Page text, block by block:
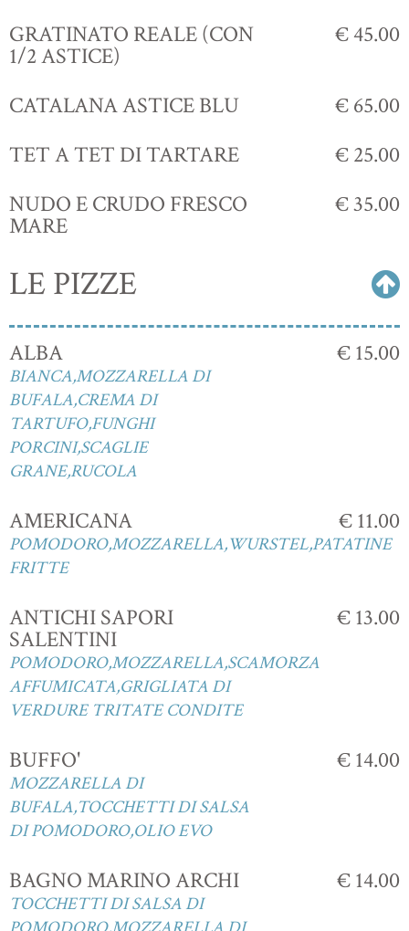
GRATINATO REALE (CON
1/2 ASTICE)
€ 45.00
CATALANA ASTICE BLU
€ 65.00
TET A TET DI TARTARE
€ 25.00
NUDO E CRUDO FRESCO
MARE
€ 35.00
LE PIZZE
ALBA
BIANCA,MOZZARELLA DI
BUFALA,CREMA DI
TARTUFO,FUNGHI
PORCINI,SCAGLIE
GRANE,RUCOLA
€ 15.00
AMERICANA
POMODORO,MOZZARELLA,WURSTEL,PATATINE
FRITTE
€ 11.00
ANTICHI SAPORI
SALENTINI
POMODORO,MOZZARELLA,SCAMORZA
AFFUMICATA,GRIGLIATA DI
VERDURE TRITATE CONDITE
€ 13.00
BUFFO'
MOZZARELLA DI
BUFALA,TOCCHETTI DI SALSA
DI POMODORO,OLIO EVO
€ 14.00
BAGNO MARINO ARCHI
TOCCHETTI DI SALSA DI
€ 14.00